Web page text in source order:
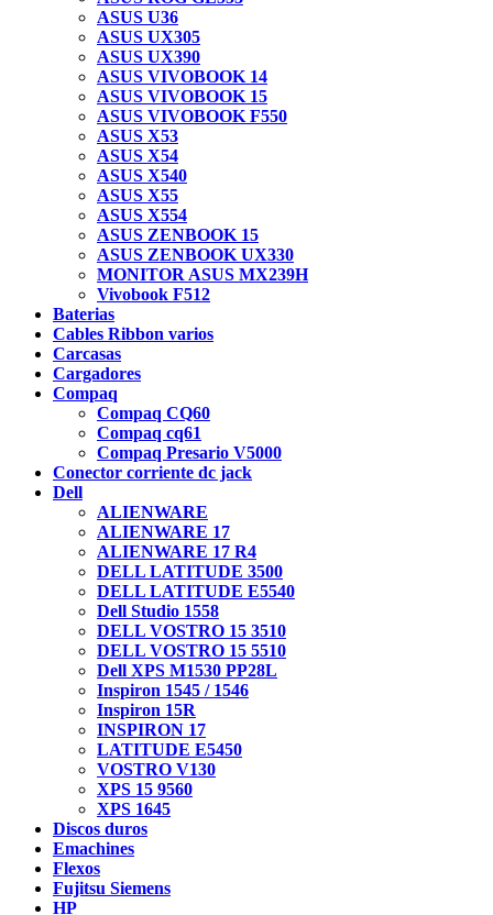
ASUS U36
ASUS UX305
ASUS UX390
ASUS VIVOBOOK 14
ASUS VIVOBOOK 15
ASUS VIVOBOOK F550
ASUS X53
ASUS X54
ASUS X540
ASUS X55
ASUS X554
ASUS ZENBOOK 15
ASUS ZENBOOK UX330
MONITOR ASUS MX239H
Vivobook F512
Baterias
Cables Ribbon varios
Carcasas
Cargadores
Compaq
Compaq CQ60
Compaq cq61
Compaq Presario V5000
Conector corriente dc jack
Dell
ALIENWARE
ALIENWARE 17
ALIENWARE 17 R4
DELL LATITUDE 3500
DELL LATITUDE E5540
Dell Studio 1558
DELL VOSTRO 15 3510
DELL VOSTRO 15 5510
Dell XPS M1530 PP28L
Inspiron 1545 / 1546
Inspiron 15R
INSPIRON 17
LATITUDE E5450
VOSTRO V130
XPS 15 9560
XPS 1645
Discos duros
Emachines
Flexos
Fujitsu Siemens
HP